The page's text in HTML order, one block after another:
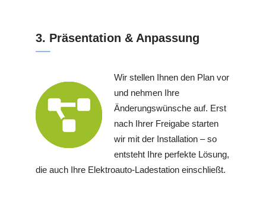
3. Präsentation & Anpassung
Wir stellen Ihnen den Plan vor
und nehmen Ihre
Änderungswünsche auf. Erst
nach Ihrer Freigabe starten
wir mit der Installation – so
entsteht Ihre perfekte Lösung,
die auch Ihre Elektroauto-Ladestation einschließt.